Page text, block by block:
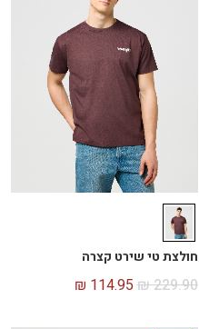
חולצת טי שירט קצרה
₪229.90
₪ 114.95